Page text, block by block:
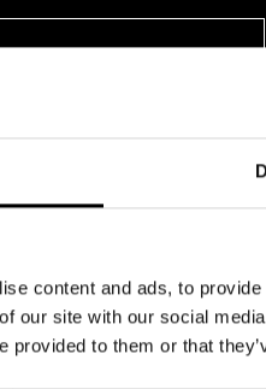
content and ads, to
our site with our social
provided to them or that
med en agent eller distributör”